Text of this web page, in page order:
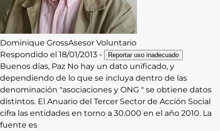
Dominique GrossAsesor Voluntario
Respondido el 18/01/2013 - Reportar uso inadecuado
Buenos días, Paz No hay un dato unificado, y
dependiendo de lo que se incluya dentro de las
denominación "asociaciones y ONG " se obtiene datos
distintos. El Anuario del Tercer Sector de Acción Social
cifra las entidades en torno a 30.000 en el año 2010. La
fuente es